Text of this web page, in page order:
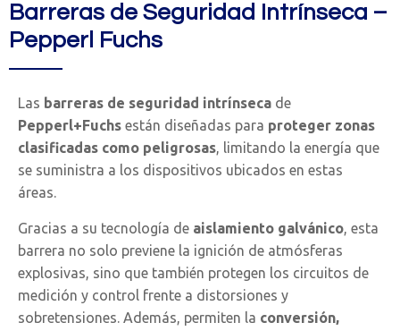
Barreras de Seguridad Intrínseca –
Pepperl Fuchs
Las barreras de seguridad intrínseca de
Pepperl+Fuchs están diseñadas para proteger zonas
clasificadas como peligrosas, limitando la energía que
se suministra a los dispositivos ubicados en estas
áreas.
Gracias a su tecnología de aislamiento galvánico, esta
barrera no solo previene la ignición de atmósferas
explosivas, sino que también protegen los circuitos de
medición y control frente a distorsiones y
sobretensiones. Además, permiten la conversión,